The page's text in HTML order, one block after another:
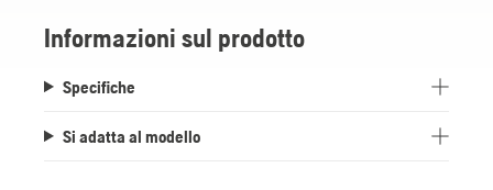
Informazioni sul prodotto
Specifiche
Si adatta al modello